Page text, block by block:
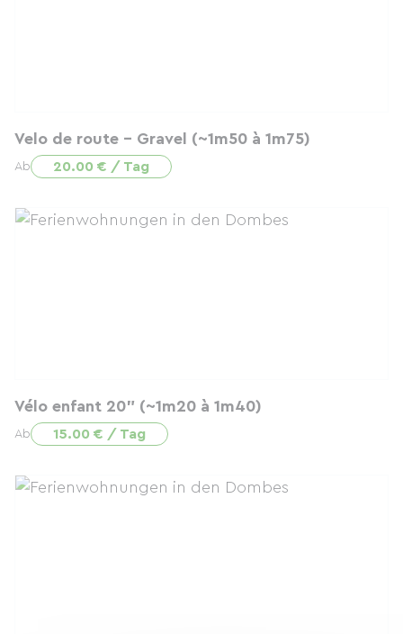
Velo de route - Gravel (~1m50 à 1m75)
Ab 20.00 € / Tag
Vélo enfant 20" (~1m20 à 1m40)
Ab 15.00 € / Tag